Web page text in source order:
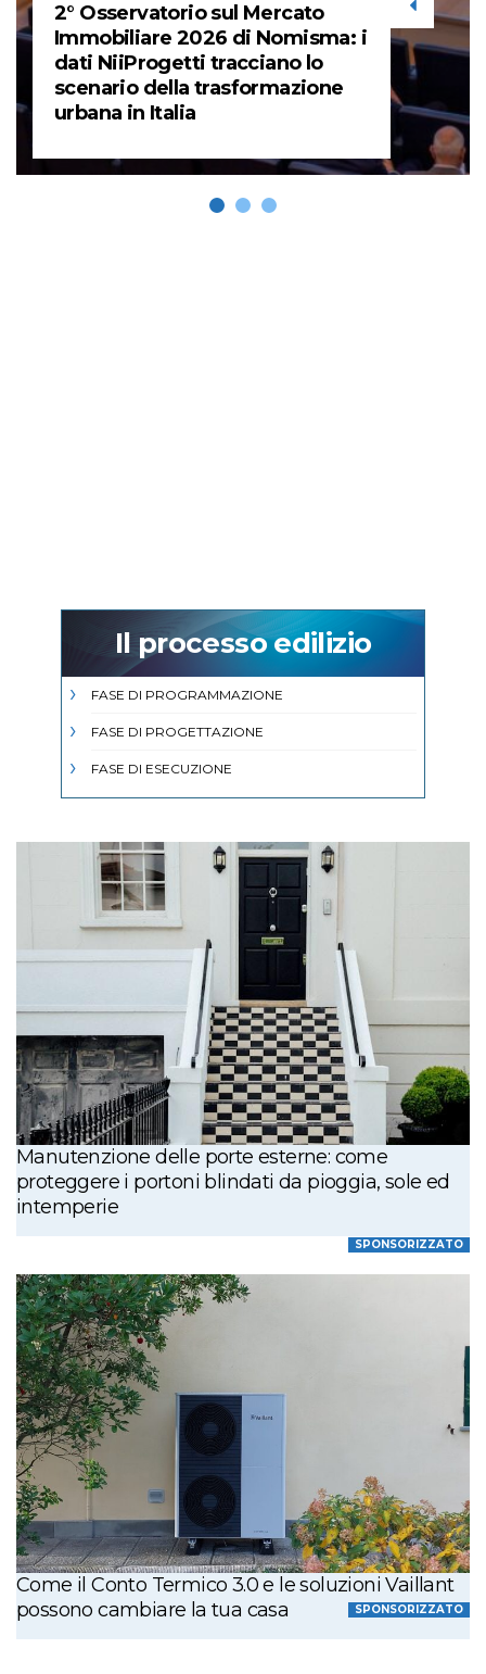
2° Osservatorio sul Mercato
Immobiliare 2026 di Nomisma: i
dati NiiProgetti tracciano lo
scenario della trasformazione
urbana in Italia
Il processo edilizio
FASE DI PROGRAMMAZIONE
FASE DI PROGETTAZIONE
FASE DI ESECUZIONE
Manutenzione delle porte esterne: come
proteggere i portoni blindati da pioggia, sole ed
intemperie
SPONSORIZZATO
Come il Conto Termico 3.0 e le soluzioni Vaillant
possono cambiare la tua casa
SPONSORIZZATO